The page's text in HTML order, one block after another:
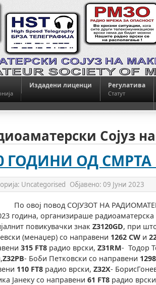
Издадени лиценци Регулатива
Статут
Сојуз
ГОДИНИ ОД СМРТА
Uncategorised Објавено: 09 Јуни 2023
повод СОЈУЗОТ НА РАДИОМАТЕРИ
година, организираше
повикувачки знак Z3120GD, при
(менаџер) со направени 1262 CW и
315 FT8 радио врски, Z31RM- Тодор
Z32PB- Боби Петковски со направени 1298
110 FT8 радио врски, Z32X-
Јанеку со направени 61 FT8 радио